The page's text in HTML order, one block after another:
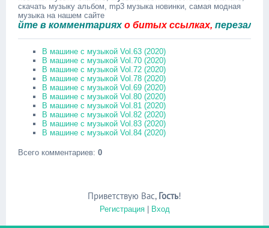
скачать музыку альбом, mp3 музыка новинки, самая модная
музыка на нашем сайте
в комментарияхо битых ссылках,перезальём
В машине с музыкой Vol.63 (2020)
В машине с музыкой Vol.70 (2020)
В машине с музыкой Vol.72 (2020)
В машине с музыкой Vol.78 (2020)
В машине с музыкой Vol.69 (2020)
В машине с музыкой Vol.80 (2020)
В машине с музыкой Vol.81 (2020)
В машине с музыкой Vol.82 (2020)
В машине с музыкой Vol.83 (2020)
В машине с музыкой Vol.84 (2020)
Всего комментариев: 0
Приветствую Вас, Гость!
Регистрация| Вход